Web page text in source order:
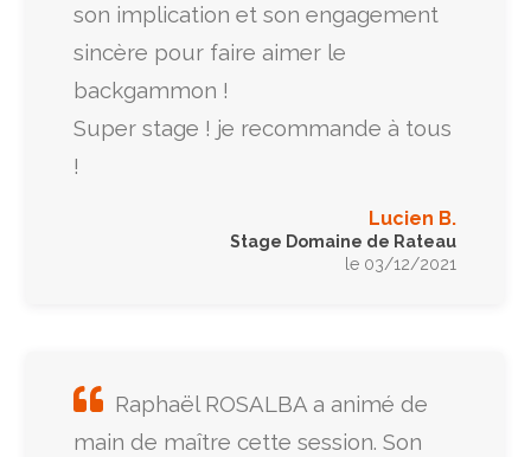
son implication et son engagement
sincère pour faire aimer le
backgammon !
Super stage ! je recommande à tous
!
Lucien B.
Stage Domaine de Rateau
le 03/12/2021
Raphaël ROSALBA a animé de
main de maître cette session. Son